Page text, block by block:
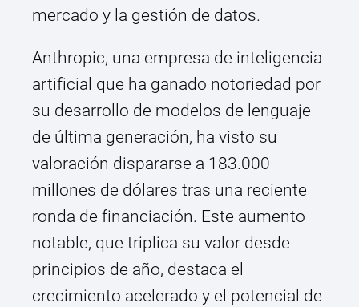
mercado y la gestión de datos.
Anthropic, una empresa de inteligencia
artificial que ha ganado notoriedad por
su desarrollo de modelos de lenguaje
de última generación, ha visto su
valoración dispararse a 183.000
millones de dólares tras una reciente
ronda de financiación. Este aumento
notable, que triplica su valor desde
principios de año, destaca el
crecimiento acelerado y el potencial de